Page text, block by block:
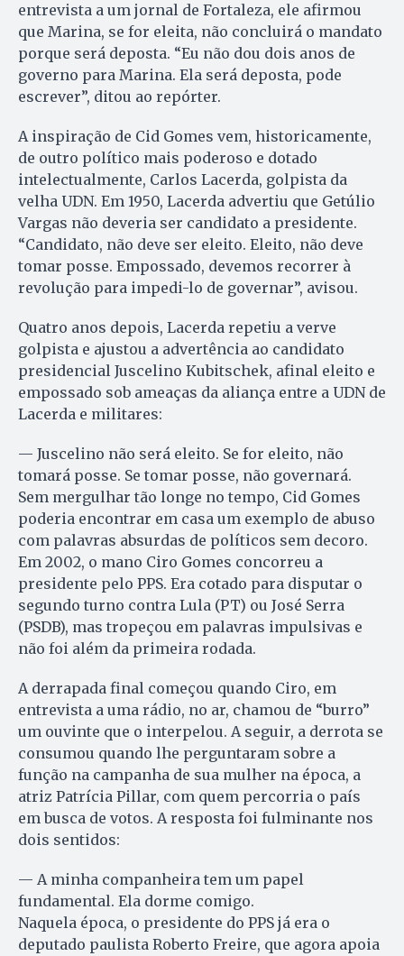
entrevista a um jornal de Fortaleza, ele afirmou
que Marina, se for eleita, não concluirá o mandato
porque será deposta. “Eu não dou dois anos de
governo para Marina. Ela será deposta, pode
escrever”, ditou ao repórter.
A inspiração de Cid Gomes vem, historicamente,
de outro político mais poderoso e dotado
intelectualmente, Carlos Lacerda, golpista da
velha UDN. Em 1950, Lacerda advertiu que Getúlio
Vargas não deveria ser candidato a presidente.
“Candidato, não deve ser eleito. Eleito, não deve
tomar posse. Empossado, devemos recorrer à
revolução para impedi-lo de governar”, avisou.
Quatro anos depois, Lacerda repetiu a verve
golpista e ajustou a advertência ao candidato
presidencial Juscelino Kubitschek, afinal eleito e
empossado sob ameaças da aliança entre a UDN de
Lacerda e militares:
— Juscelino não será eleito. Se for eleito, não
tomará posse. Se tomar posse, não governará.
Sem mergulhar tão longe no tempo, Cid Gomes
poderia encontrar em casa um exemplo de abuso
com palavras absurdas de políticos sem decoro.
Em 2002, o mano Ciro Gomes concorreu a
presidente pelo PPS. Era cotado para disputar o
segundo turno contra Lula (PT) ou José Serra
(PSDB), mas tropeçou em palavras impulsivas e
não foi além da primeira rodada.
A derrapada final começou quando Ciro, em
entrevista a uma rádio, no ar, chamou de “burro”
um ouvinte que o interpelou. A seguir, a derrota se
consumou quando lhe perguntaram sobre a
função na campanha de sua mulher na época, a
atriz Patrícia Pillar, com quem percorria o país
em busca de votos. A resposta foi fulminante nos
dois sentidos:
— A minha companheira tem um papel
fundamental. Ela dorme comigo.
Naquela época, o presidente do PPS já era o
deputado paulista Roberto Freire, que agora apoia